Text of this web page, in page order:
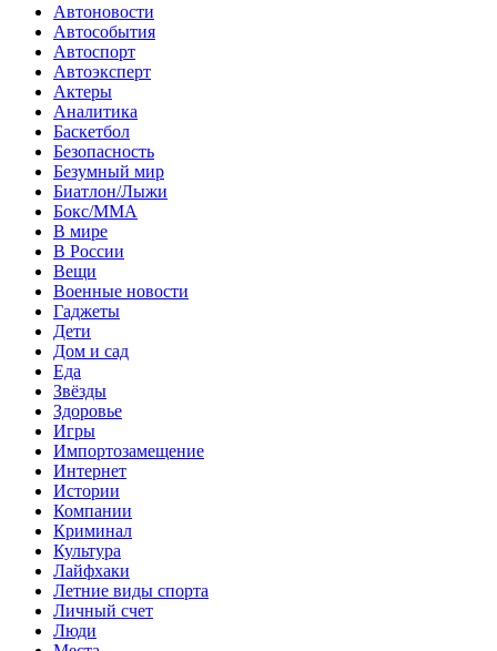
Автоновости
Автособытия
Автоспорт
Автоэксперт
Актеры
Аналитика
Баскетбол
Безопасность
Безумный мир
Биатлон/Лыжи
Бокс/MMA
В мире
В России
Вещи
Военные новости
Гаджеты
Дети
Дом и сад
Еда
Звёзды
Здоровье
Игры
Импортозамещение
Интернет
Истории
Компании
Криминал
Культура
Лайфхаки
Летние виды спорта
Личный счет
Люди